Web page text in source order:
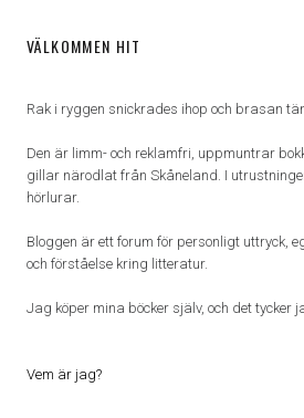
VÄLKOMMEN HIT
Rak i ryggen snickrades ihop och brasan
Den är limm- och reklamfri, uppmuntrar
gillar närodlat från Skåneland. I
hörlurar.
Bloggen är ett forum för personligt uttryck,
och förståelse kring litteratur.
Jag köper mina böcker själv, och det tycker
Vem är jag?